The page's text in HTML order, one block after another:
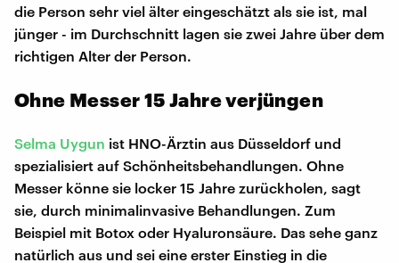
die Person sehr viel älter eingeschätzt als sie ist, mal
jünger - im Durchschnitt lagen sie zwei Jahre über dem
richtigen Alter der Person.
Ohne Messer 15 Jahre verjüngen
Selma Uygun ist HNO-Ärztin aus Düsseldorf und
spezialisiert auf Schönheitsbehandlungen. Ohne
Messer könne sie locker 15 Jahre zurückholen, sagt
sie, durch minimalinvasive Behandlungen. Zum
Beispiel mit Botox oder Hyaluronsäure. Das sehe ganz
natürlich aus und sei eine erster Einstieg in die